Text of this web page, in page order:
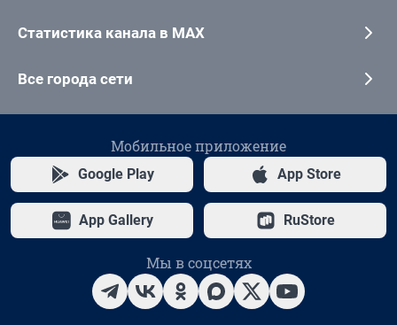
Статистика канала в MAX
Все города сети
Мобильное приложение
Google Play App Store
App Gallery RuStore
Мы в соцсетях